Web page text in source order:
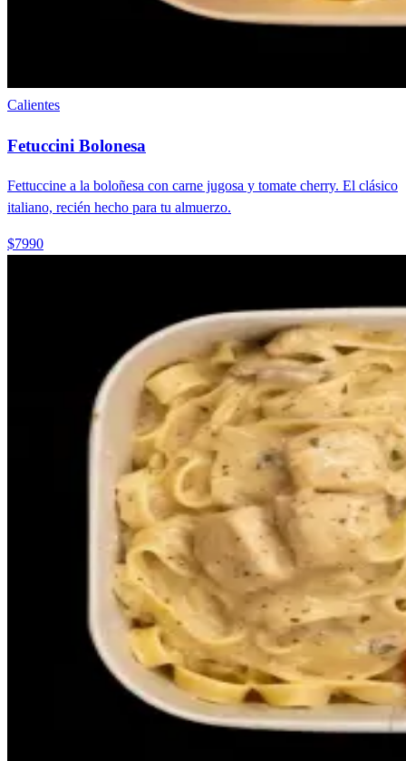
Calientes
Fetuccini Bolonesa
Fettuccine a la boloñesa con carne jugosa y tomate cherry. El clásico
italiano, recién hecho para tu almuerzo.
$7990